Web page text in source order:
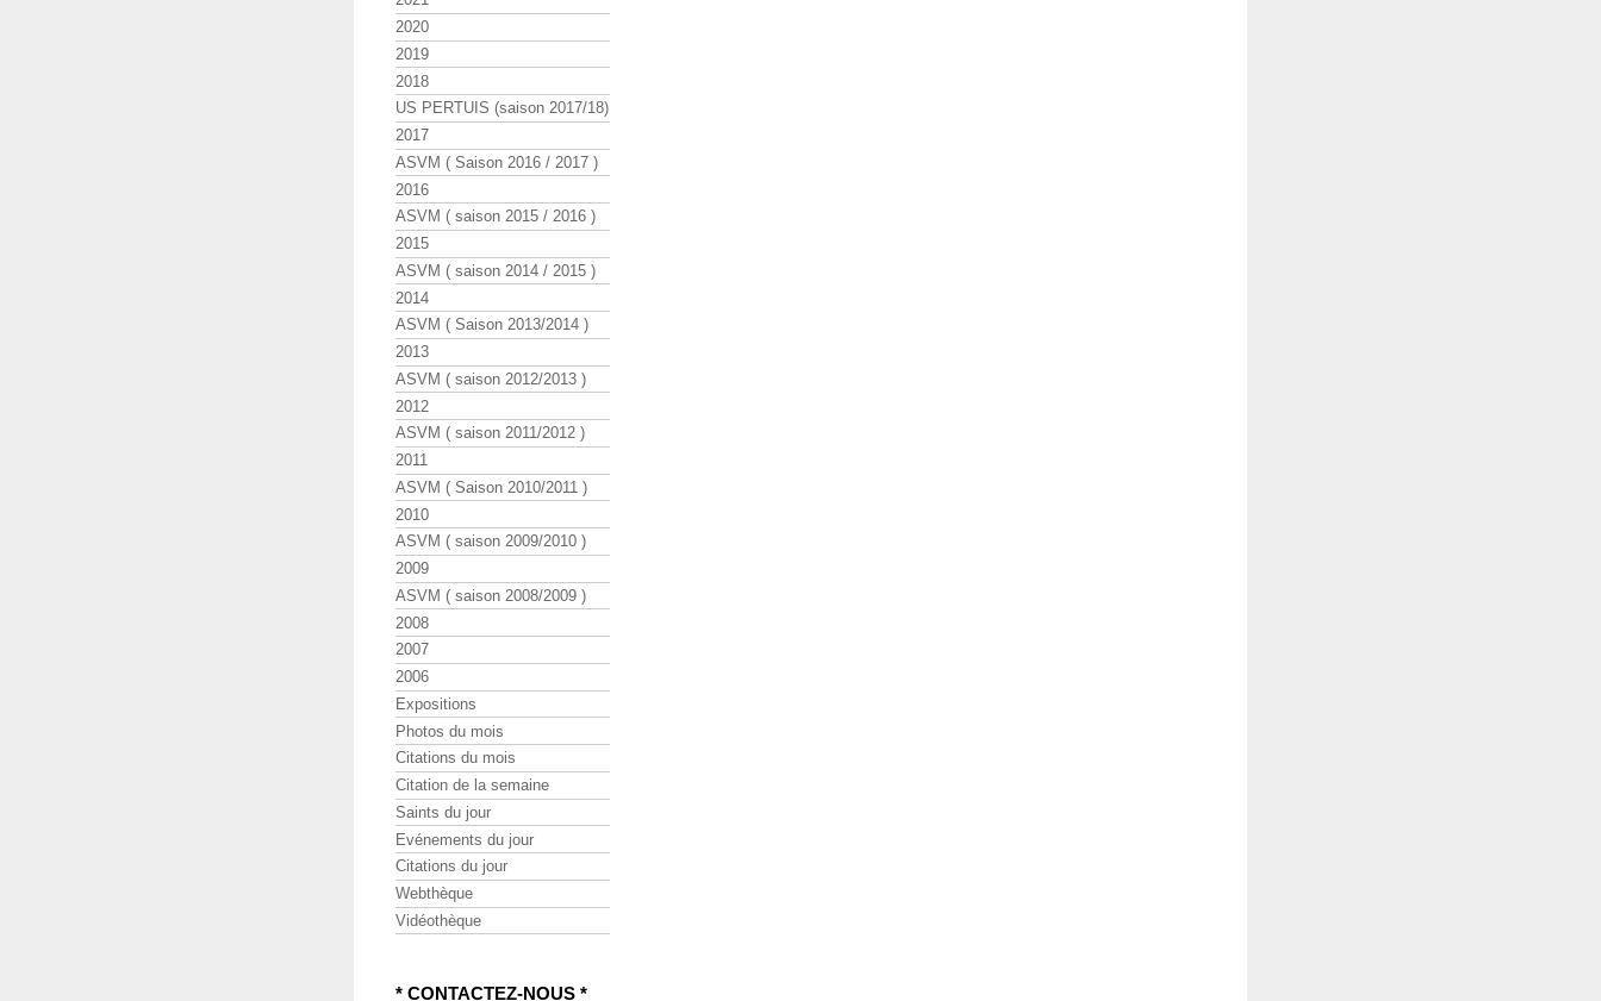
2020
2019
2018
US PERTUIS (saison 2017/18)
2017
ASVM ( Saison 2016 / 2017 )
2016
ASVM ( saison 2015 / 2016 )
2015
ASVM ( saison 2014 / 2015 )
2014
ASVM ( Saison 2013/2014 )
2013
ASVM ( saison 2012/2013 )
2012
ASVM ( saison 2011/2012 )
2011
ASVM ( Saison 2010/2011 )
2010
ASVM ( saison 2009/2010 )
2009
ASVM ( saison 2008/2009 )
2008
2007
2006
Expositions
Photos du mois
Citations du mois
Citation de la semaine
Saints du jour
Evénements du jour
Citations du jour
Webthèque
Vidéothèque
* CONTACTEZ-NOUS *